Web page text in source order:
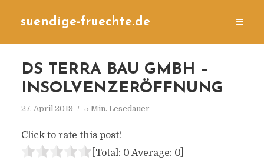
suendige-fruechte.de
DS TERRA BAU GMBH –
INSOLVENZERÖFFNUNG
27. April 2019 5 Min. Lesedauer
Click to rate this post!
[Total: 0 Average: 0]